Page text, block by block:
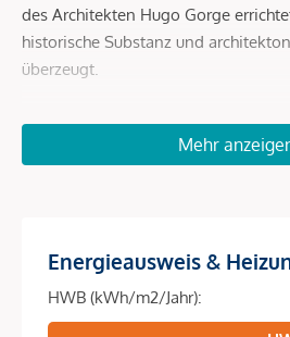
des Architekten Hugo Gorge
historische Substanz und
überzeugt.
und Kellergeschoss – und bietet
Raumaufteilung mit insgesamt drei
Zentralheizung sowie zwei
eine Toilette.
Mehr
Energieausweis &
HWB (kWh/m2/Jahr):